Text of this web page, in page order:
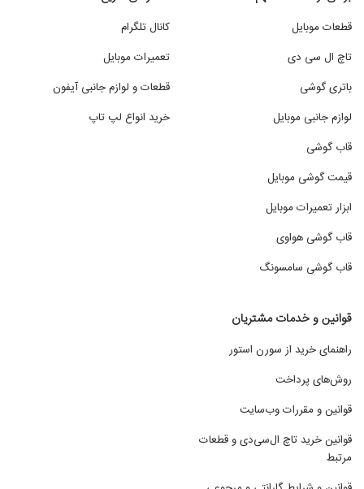
قطعات موبایل
تاچ ال سی دی
باتری گوشی
لوازم جانبی موبایل
قاب گوشی
قیمت گوشی موبایل
ابزار تعمیرات موبایل
قاب گوشی هواوی
قاب گوشی سامسونگ
کانال تلگرام
تعمیرات موبایل
قطعات و لوازم جانبی آیفون
خرید انواع لپ تاپ
قوانین و خدمات مشتریان
راهنمای خرید از سورن استور
روش‌های پرداخت
قوانین و مقررات وب‌سایت
قوانین خرید تاچ ال‌سی‌دی و قطعات
مرتبط